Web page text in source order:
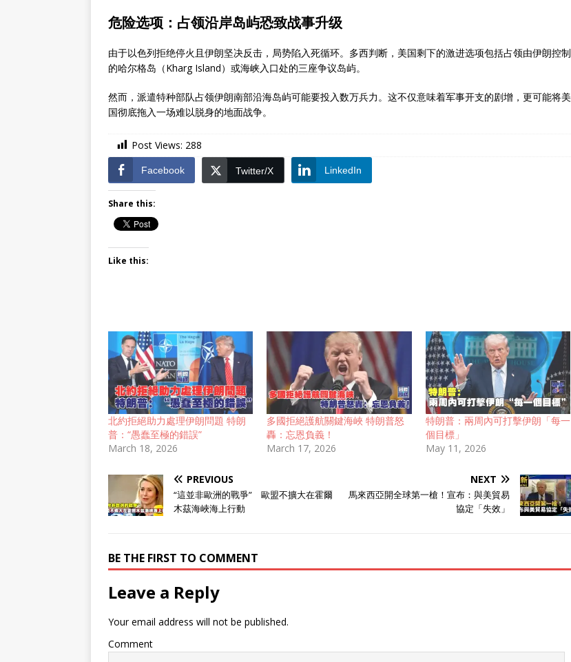
危险选项：占领沿岸岛屿恐致战事升级
由于以色列拒绝停火且伊朗坚决反击，局势陷入死循环。多西判断，美国剩下的激进选项包括占领由伊朗控制
的哈尔格岛（Kharg Island）或海峡入口处的三座争议岛屿。
然而，派遣特种部队占领伊朗南部沿海岛屿可能要投入数万兵力。这不仅意味着军事开支的剧增，更可能将美
国彻底拖入一场难以脱身的地面战争。
Post Views: 288
Facebook Twitter/X LinkedIn
Share this:
Like this:
北約拒絕助力處理伊朗問題 特朗
普：“愚蠢至極的錯誤”
March 18, 2026
多國拒絕護航關鍵海峽 特朗普怒
轟：忘恩負義！
March 17, 2026
特朗普：兩周內可打擊伊朗「每一
個目標」
May 11, 2026
PREVIOUS
“這並非歐洲的戰爭” 歐盟不擴大在霍爾
木茲海峽海上行動
NEXT
馬來西亞開全球第一槍！宣布：與美貿易
協定「失效」
BE THE FIRST TO COMMENT
Leave a Reply
Your email address will not be published.
Comment